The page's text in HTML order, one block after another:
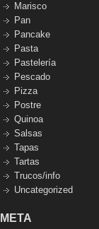
Marisco
Pan
Pancake
Pasta
Pastelería
Pescado
Pizza
Postre
Quinoa
Salsas
Tapas
Tartas
Trucos/info
Uncategorized
META